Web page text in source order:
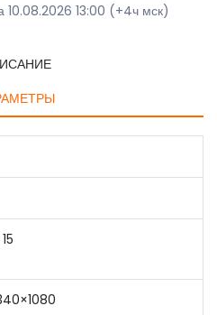
10.08.2026 13:00 (+4ч мск)